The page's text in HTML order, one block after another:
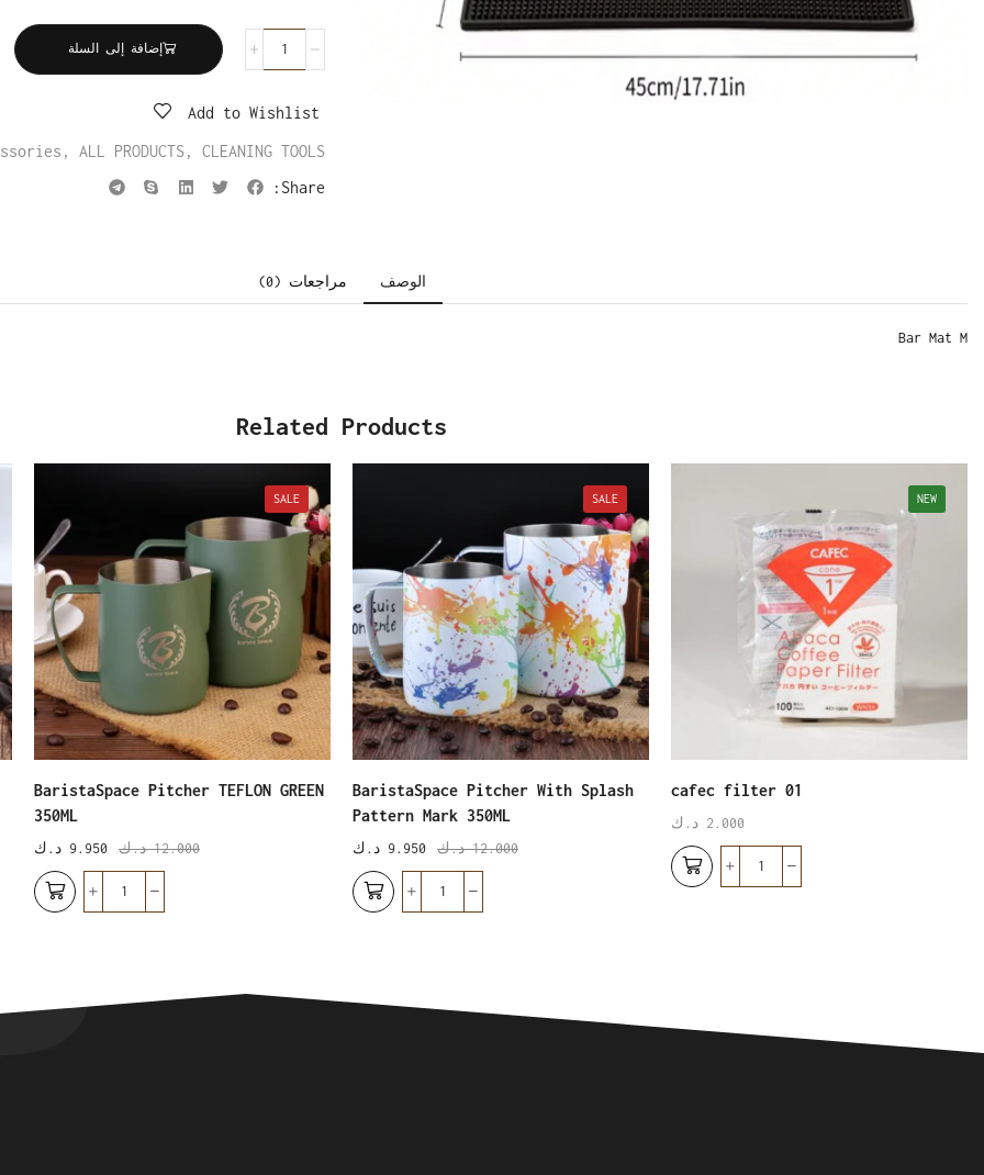
إضافة إلى السلة
Add to Wishlist
, ALL PRODUCTS, CLEANING TOOLS
Share:
الوصف مراجعات (0)
Bar Mat M
Related Products
NEW
cafec filter 01
2.000 د.ك
SALE
BaristaSpace Pitcher With Splash
Pattern Mark 350ML
12.000 د.ك 9.950 د.ك
SALE
BaristaSpace Pitcher TEFLON GREEN
350ML
12.000 د.ك 9.950 د.ك